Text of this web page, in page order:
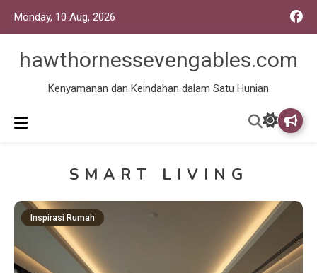
Monday, 10 Aug, 2026
hawthornessevengables.com
Kenyamanan dan Keindahan dalam Satu Hunian
SMART LIVING
Inspirasi Rumah